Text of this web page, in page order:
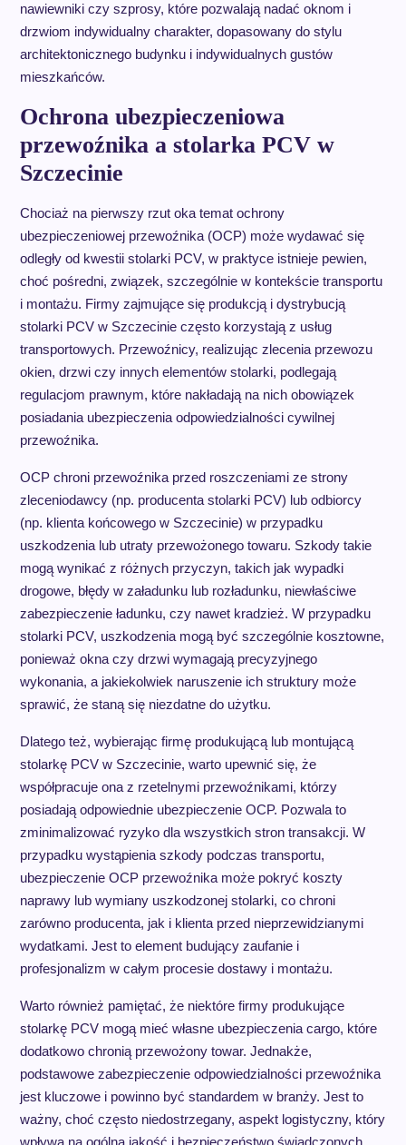
nawiewniki czy szprosy, które pozwalają nadać oknom i
drzwiom indywidualny charakter, dopasowany do stylu
architektonicznego budynku i indywidualnych gustów
mieszkańców.
Ochrona ubezpieczeniowa
przewoźnika a stolarka PCV w
Szczecinie
Chociaż na pierwszy rzut oka temat ochrony
ubezpieczeniowej przewoźnika (OCP) może wydawać się
odległy od kwestii stolarki PCV, w praktyce istnieje pewien,
choć pośredni, związek, szczególnie w kontekście transportu
i montażu. Firmy zajmujące się produkcją i dystrybucją
stolarki PCV w Szczecinie często korzystają z usług
transportowych. Przewoźnicy, realizując zlecenia przewozu
okien, drzwi czy innych elementów stolarki, podlegają
regulacjom prawnym, które nakładają na nich obowiązek
posiadania ubezpieczenia odpowiedzialności cywilnej
przewoźnika.
OCP chroni przewoźnika przed roszczeniami ze strony
zleceniodawcy (np. producenta stolarki PCV) lub odbiorcy
(np. klienta końcowego w Szczecinie) w przypadku
uszkodzenia lub utraty przewożonego towaru. Szkody takie
mogą wynikać z różnych przyczyn, takich jak wypadki
drogowe, błędy w załadunku lub rozładunku, niewłaściwe
zabezpieczenie ładunku, czy nawet kradzież. W przypadku
stolarki PCV, uszkodzenia mogą być szczególnie kosztowne,
ponieważ okna czy drzwi wymagają precyzyjnego
wykonania, a jakiekolwiek naruszenie ich struktury może
sprawić, że staną się niezdatne do użytku.
Dlatego też, wybierając firmę produkującą lub montującą
stolarkę PCV w Szczecinie, warto upewnić się, że
współpracuje ona z rzetelnymi przewoźnikami, którzy
posiadają odpowiednie ubezpieczenie OCP. Pozwala to
zminimalizować ryzyko dla wszystkich stron transakcji. W
przypadku wystąpienia szkody podczas transportu,
ubezpieczenie OCP przewoźnika może pokryć koszty
naprawy lub wymiany uszkodzonej stolarki, co chroni
zarówno producenta, jak i klienta przed nieprzewidzianymi
wydatkami. Jest to element budujący zaufanie i
profesjonalizm w całym procesie dostawy i montażu.
Warto również pamiętać, że niektóre firmy produkujące
stolarkę PCV mogą mieć własne ubezpieczenia cargo, które
dodatkowo chronią przewożony towar. Jednakże,
podstawowe zabezpieczenie odpowiedzialności przewoźnika
jest kluczowe i powinno być standardem w branży. Jest to
ważny, choć często niedostrzegany, aspekt logistyczny, który
wpływa na ogólną jakość i bezpieczeństwo świadczonych